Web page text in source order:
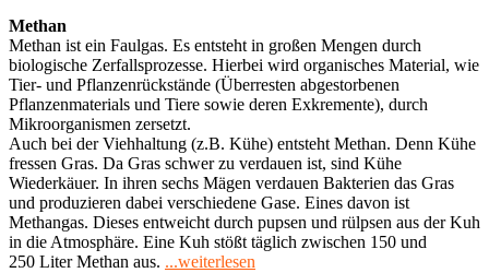
Methan
Methan ist ein Faulgas. Es entsteht in großen Mengen durch
biologische Zerfallsprozesse. Hierbei wird organisches Material, wie
Tier- und Pflanzenrückstände (Überresten abgestorbenen
Pflanzenmaterials und Tiere sowie deren Exkremente), durch
Mikroorganismen zersetzt.
Auch bei der Viehhaltung (z.B. Kühe) entsteht Methan. Denn Kühe
fressen Gras. Da Gras schwer zu verdauen ist, sind Kühe
Wiederkäuer. In ihren sechs Mägen verdauen Bakterien das Gras
und produzieren dabei verschiedene Gase. Eines davon ist
Methangas. Dieses entweicht durch pupsen und rülpsen aus der Kuh
in die Atmosphäre. Eine Kuh stößt täglich zwischen 150 und
250 Liter Methan aus. ...weiterlesen